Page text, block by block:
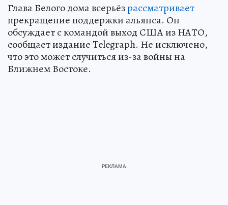
Глава Белого дома всерьёзрассматривает
прекращение поддержки альянса. Он
обсуждает с командой выход США из НАТО,
сообщает издание Telegraph. Не исключено,
что это может случиться из-за войны на
Ближнем Востоке.